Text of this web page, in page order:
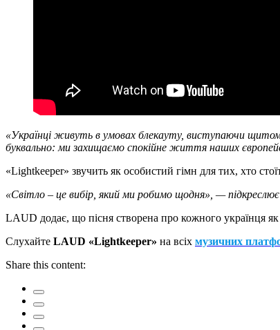
«Українці живуть в умовах блекауту, виступаючи
буквально: ми захищаємо спокійне життя наших
«Lightkeeper» звучить як особистий гімн для тих, хто
«Світло – це вибір, який ми робимо щодня», —
LAUD додає, що пісня створена про кожного українця як
Слухайте LAUD «Lightkeeper» на всіх музичних
Share this content: